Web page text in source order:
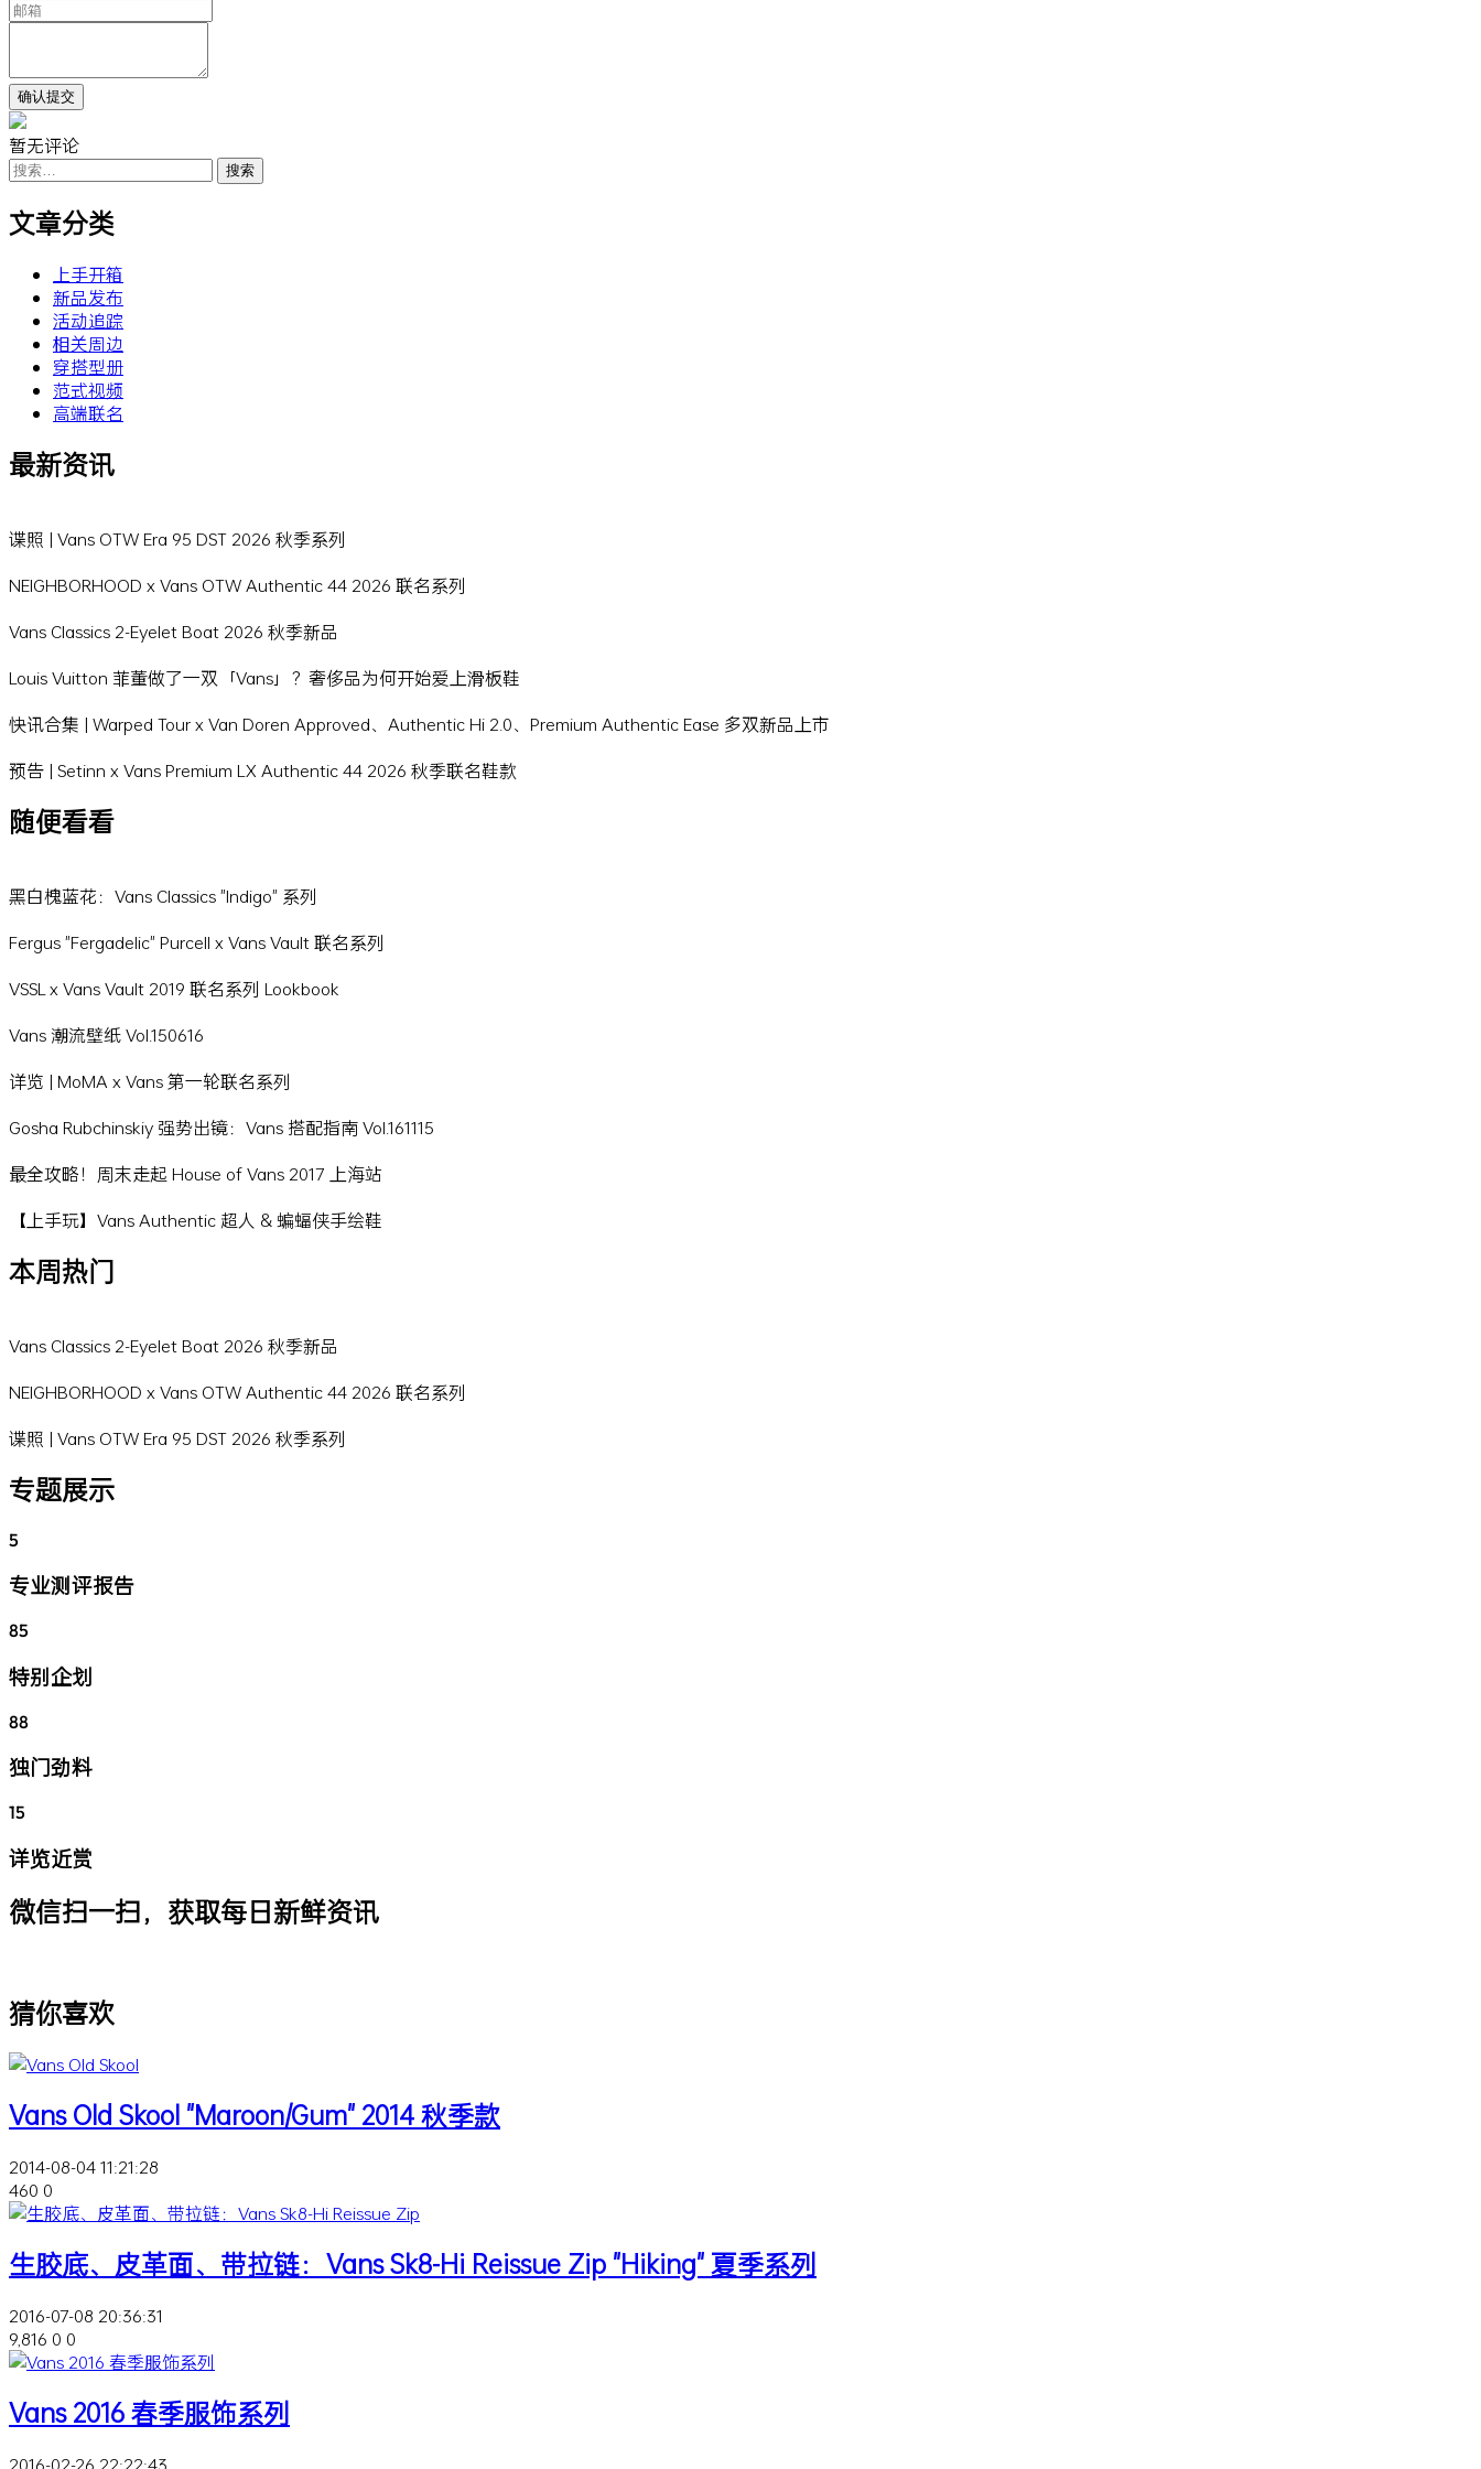
暂无评论
搜
索：
文章分类
上手开箱
新品发布
活动追踪
相关周边
穿搭型册
范式视频
高端联名
最新资讯
谍照 | Vans OTW Era 95 DST 2026 秋季系列
NEIGHBORHOOD x Vans OTW Authentic 44 2026 联名系列
Vans Classics 2-Eyelet Boat 2026 秋季新品
Louis Vuitton 菲董做了一双「Vans」？奢侈品为何开始爱上滑板鞋
快讯合集 | Warped Tour x Van Doren Approved、Authentic Hi 2.0、Premium Authentic Ease 多双新品上市
预告 | Setinn x Vans Premium LX Authentic 44 2026 秋季联名鞋款
随便看看
黑白槐蓝花：Vans Classics "Indigo" 系列
Fergus "Fergadelic" Purcell x Vans Vault 联名系列
VSSL x Vans Vault 2019 联名系列 Lookbook
Vans 潮流壁纸 Vol.150616
详览 | MoMA x Vans 第一轮联名系列
Gosha Rubchinskiy 强势出镜：Vans 搭配指南 Vol.161115
最全攻略！周末走起 House of Vans 2017 上海站
【上手玩】Vans Authentic 超人 & 蝙蝠侠手绘鞋
本周热门
Vans Classics 2-Eyelet Boat 2026 秋季新品
NEIGHBORHOOD x Vans OTW Authentic 44 2026 联名系列
谍照 | Vans OTW Era 95 DST 2026 秋季系列
专题展示
5
专业测评报告
85
特别企划
88
独门劲料
15
详览近赏
微信扫一扫，获取每日新鲜资讯
猜你喜欢
Vans Old Skool "Maroon/Gum" 2014 秋季款
2014-08-04 11:21:28
460 0
生胶底、皮革面、带拉链：Vans Sk8-Hi Reissue Zip "Hiking" 夏季系列
2016-07-08 20:36:31
9,816 0 0
Vans 2016 春季服饰系列
2016-02-26 22:22:43